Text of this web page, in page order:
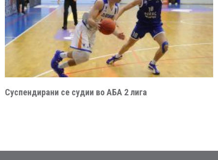
Суспендирани се судии во АБА 2 лига